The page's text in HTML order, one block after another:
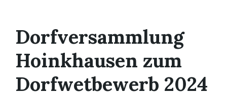
Dorfversammlung
Hoinkhausen zum
Dorfwetbewerb 2024